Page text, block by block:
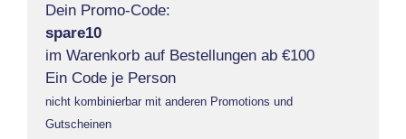
Dein Promo-Code:
spare10
im Warenkorb auf Bestellungen ab €100
Ein Code je Person
nicht kombinierbar mit anderen Promotions und
Gutscheinen